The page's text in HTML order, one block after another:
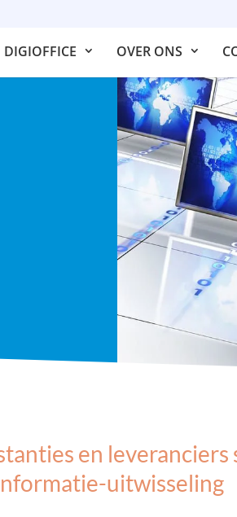
DIGIOFFICE OVER ONS
en leveranciers
uitwisseling